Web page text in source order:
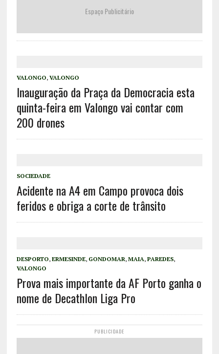
Espaço Publicitário
VALONGO, VALONGO
Inauguração da Praça da Democracia esta
quinta-feira em Valongo vai contar com
200 drones
SOCIEDADE
Acidente na A4 em Campo provoca dois
feridos e obriga a corte de trânsito
DESPORTO, ERMESINDE, GONDOMAR, MAIA, PAREDES,
VALONGO
Prova mais importante da AF Porto ganha o
nome de Decathlon Liga Pro
PUBLICIDADE